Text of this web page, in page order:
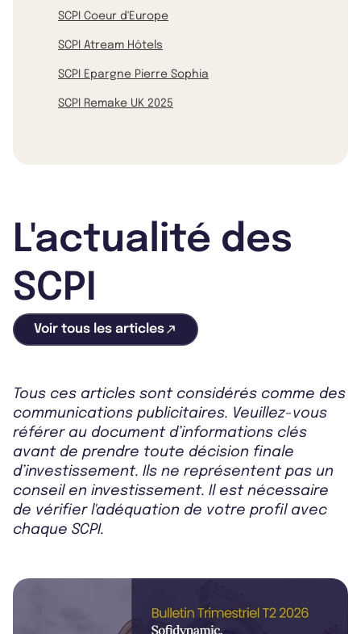
SCPI Coeur d'Europe
SCPI Atream Hôtels
SCPI Epargne Pierre Sophia
SCPI Remake UK 2025
L'actualité des
SCPI
Voir tous les articles
Tous ces articles sont considérés comme des
communications publicitaires. Veuillez-vous
référer au document d’informations clés
avant de prendre toute décision finale
d’investissement. Ils ne représentent pas un
conseil en investissement. Il est nécessaire
de vérifier l'adéquation de votre profil avec
chaque SCPI.